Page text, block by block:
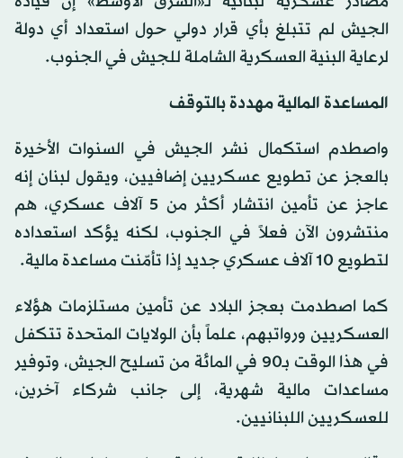
الجيش لم تتبلغ بأي قرار دولي حول استعداد أي دولة
لرعاية البنية العسكرية الشاملة للجيش في الجنوب.
المساعدة المالية مهددة بالتوقف
واصطدم استكمال نشر الجيش في السنوات الأخيرة
بالعجز عن تطويع عسكريين إضافيين، ويقول لبنان إنه
عاجز عن تأمين انتشار أكثر من 5 آلاف عسكري، هم
منتشرون الآن فعلاً في الجنوب، لكنه يؤكد استعداده
لتطويع 10 آلاف عسكري جديد إذا تأمّنت مساعدة مالية.
كما اصطدمت بعجز البلاد عن تأمين مستلزمات هؤلاء
العسكريين ورواتبهم، علماً بأن الولايات المتحدة تتكفل
في هذا الوقت بـ90 في المائة من تسليح الجيش، وتوفير
مساعدات مالية شهرية، إلى جانب شركاء آخرين،
للعسكريين اللبنانيين.